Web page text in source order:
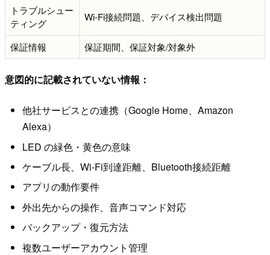
トラブルシュー
ティング
Wi-Fi接続問題、デバイス検出問題
保証情報 保証期間、保証対象/対象外
意図的に記載されていない情報：
他社サービスとの連携（Google Home、Amazon
Alexa）
LED の緑色・黄色の意味
ケーブル長、Wi-Fi到達距離、Bluetooth接続距離
アプリの動作要件
外出先からの操作、音声コマンド対応
バックアップ・復元方法
複数ユーザーアカウント管理